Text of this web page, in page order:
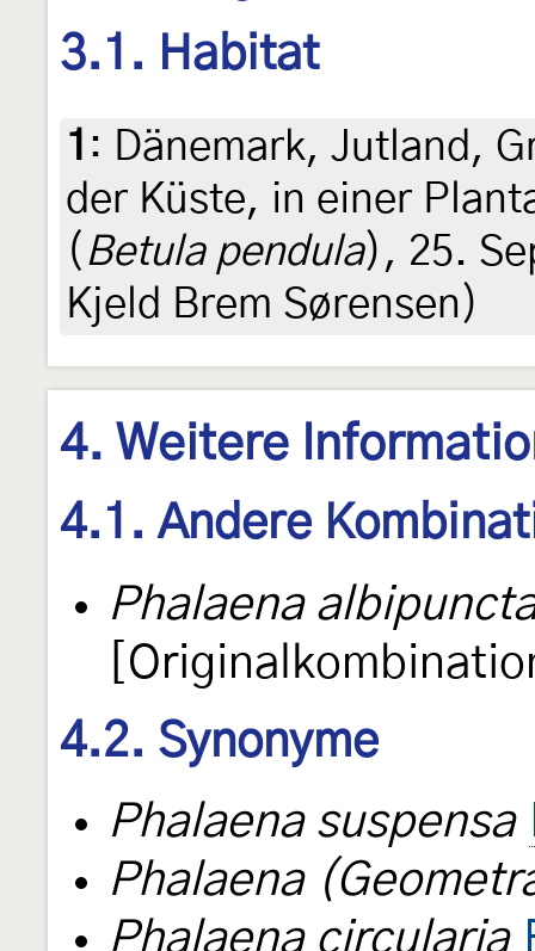
3.1. Habitat
1 : Dänemark, Jutland,
der Küste, in einer
( Betula pendula), 25.
Kjeld Brem Sørensen)
4. Weitere
4.1. Andere
Phalaena
4.2. Synonyme
Phalaena suspensa
Phalaena
Phalaena circularia